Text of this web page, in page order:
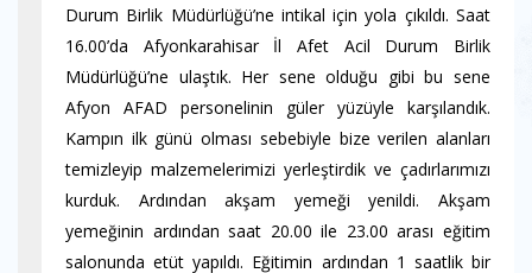
Durum Birlik Müdürlüğü’ne intikal için yola çıkıldı. Saat
16.00’da Afyonkarahisar İl Afet Acil Durum Birlik
Müdürlüğü’ne ulaştık. Her sene olduğu gibi bu sene
Afyon AFAD personelinin güler yüzüyle karşılandık.
Kampın ilk günü olması sebebiyle bize verilen alanları
temizleyip malzemelerimizi yerleştirdik ve çadırlarımızı
kurduk. Ardından akşam yemeği yenildi. Akşam
yemeğinin ardından saat 20.00 ile 23.00 arası eğitim
salonunda etüt yapıldı. Eğitimin ardından 1 saatlik bir